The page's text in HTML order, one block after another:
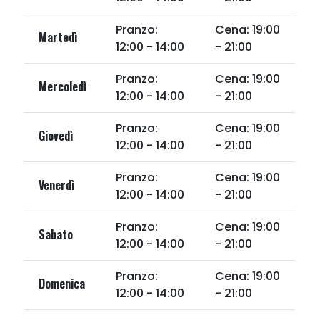
Martedì
Pranzo:
12:00 - 14:00
Cena: 19:00
- 21:00
Mercoledì
Pranzo:
12:00 - 14:00
Cena: 19:00
- 21:00
Giovedì
Pranzo:
12:00 - 14:00
Cena: 19:00
- 21:00
Venerdì
Pranzo:
12:00 - 14:00
Cena: 19:00
- 21:00
Sabato
Pranzo:
12:00 - 14:00
Cena: 19:00
- 21:00
Domenica
Pranzo:
12:00 - 14:00
Cena: 19:00
- 21:00